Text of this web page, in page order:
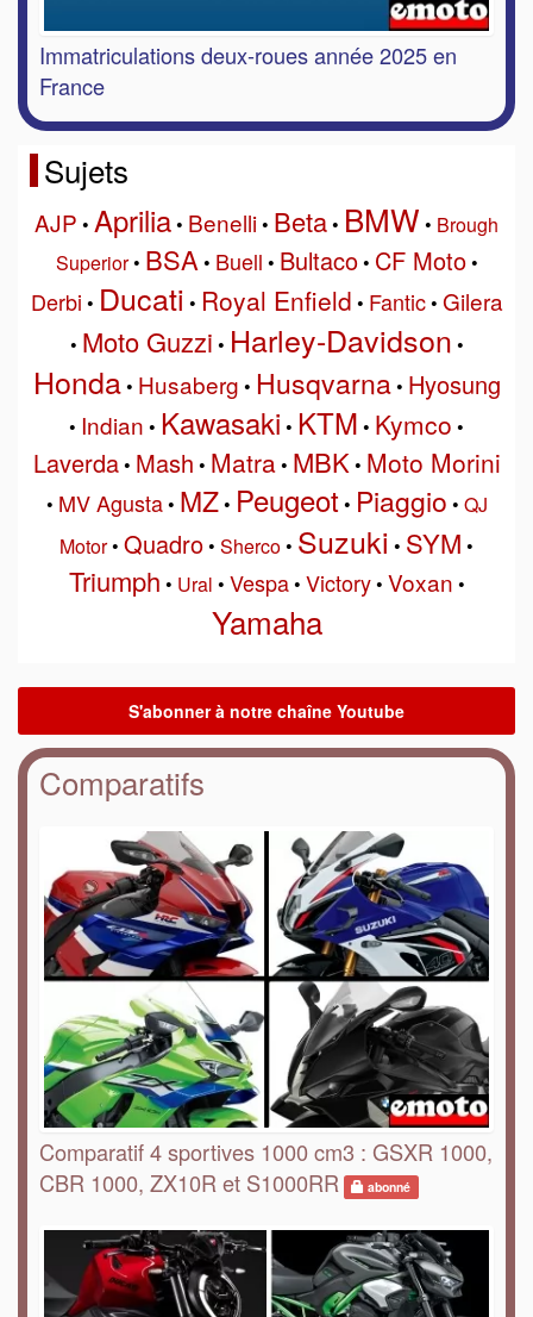
Immatriculations deux-roues année 2025 en
France
Sujets
AJP • Aprilia• Benelli• Beta• BMW • Brough
Superior• BSA• Buell • Bultaco• CF Moto•
Derbi • Ducati • Royal Enfield • Fantic• Gilera
• Moto Guzzi • Harley-Davidson •
Honda• Husaberg • Husqvarna• Hyosung
• Indian • Kawasaki • KTM • Kymco •
Laverda• Mash • Matra• MBK• Moto Morini
• MV Agusta• MZ• Peugeot • Piaggio • QJ
Motor• Quadro• Sherco• Suzuki • SYM •
Triumph • Ural • Vespa• Victory• Voxan •
Yamaha
Comparatifs
Comparatif 4 sportives 1000 cm3 : GSXR 1000,
CBR 1000, ZX10R et S1000RR
abonné